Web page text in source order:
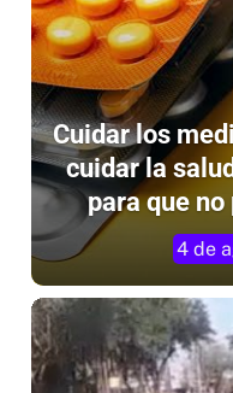
Cuidar los
cuidar la
para que
4 de